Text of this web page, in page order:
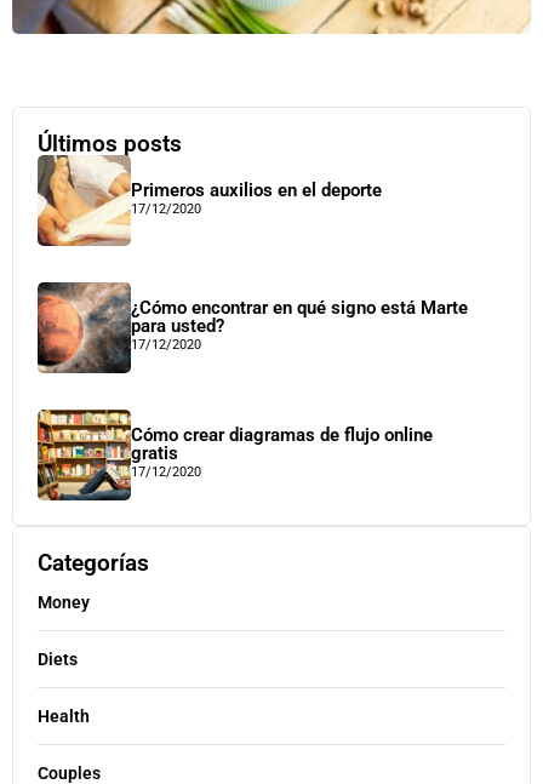
Últimos posts
Primeros auxilios en el deporte
17/12/2020
¿Cómo encontrar en qué signo está Marte
para usted?
17/12/2020
Cómo crear diagramas de flujo online
gratis
17/12/2020
Categorías
Money
Diets
Health
Couples